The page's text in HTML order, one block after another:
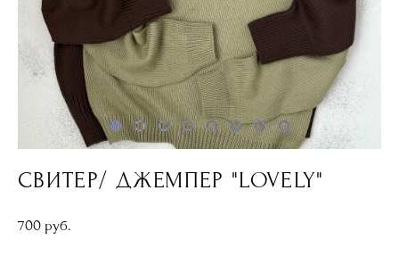
СВИТЕР/ ДЖЕМПЕР "LOVELY"
700 pуб.